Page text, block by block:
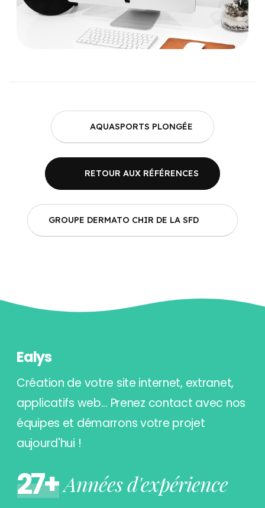
AQUASPORTS PLONGÉE
RETOUR AUX RÉFÉRENCES
GROUPE DERMATO CHIR DE LA SFD
Ealys
Création de votre site internet, extranet,
applicatifs web... Prenez contact avec nos
équipes et démarrons votre projet
aujourd'hui !
27+Années d'expérience